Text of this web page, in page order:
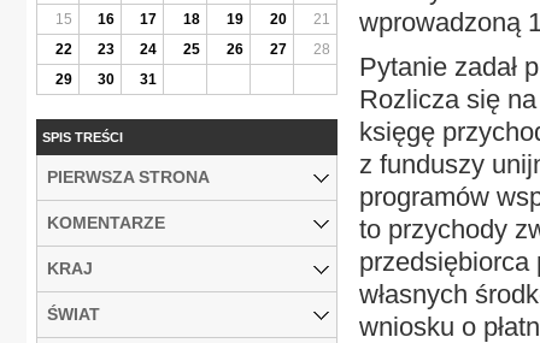
wprowadzoną
Pytanie zadał
Rozlicza się
księgę
z funduszy
programów
to przychody
przedsiębiorca
własnych
wniosku o
15
16 17 18 19 20
21
22
23 24 25 26 27
28
29
30 31
SPIS TREŚCI
PIERWSZA STRONA
KOMENTARZE
KRAJ
ŚWIAT